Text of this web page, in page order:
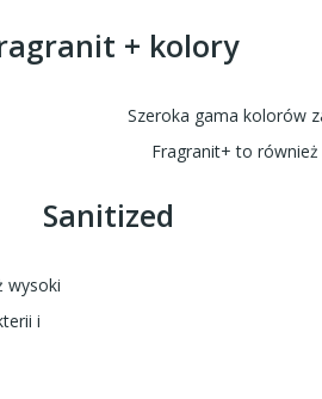
+ kolory
Szeroka gama kolorów
Fragranit+ to
Sanitized
wysoki
i